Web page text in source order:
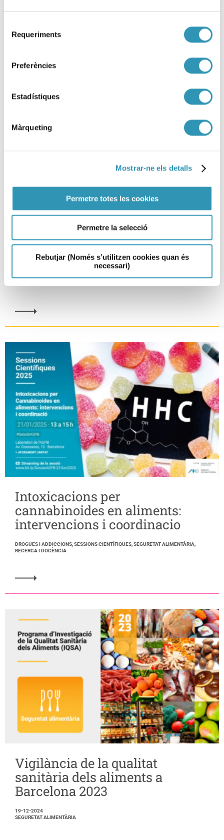
Requeriments
Preferències
Estadístiques
Màrqueting
Mostrar-ne els detalls
Permetre totes les cookies
Permetre la selecció
Rebutjar (Només s’utilitzen cookies quan és
necessari)
SEGURETAT ALIMENTÀRIA
Els estudis de vida útil segura
d’aliments llestos per al consum
12-02-2025
Intoxicacions per
cannabinoides en aliments:
intervencions i coordinacio
DROGUES I ADDICCIONS, SESSIONS CIENTÍFIQUES, SEGURETAT ALIMENTÀRIA,
RECERCA I DOCÈNCIA
Vigilància de la qualitat
sanitària dels aliments a
Barcelona 2023
19-12-2024
SEGURETAT ALIMENTÀRIA